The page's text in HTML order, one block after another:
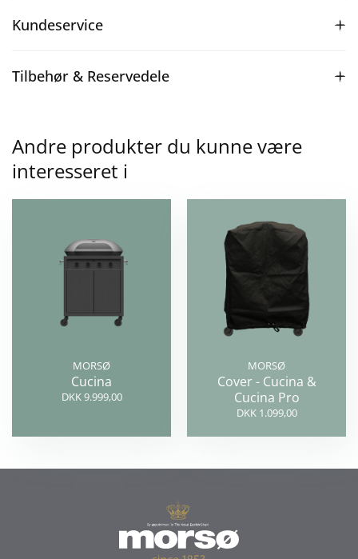
Kundeservice
Tilbehør & Reservedele
Andre produkter du kunne være
interesseret i
MORSØ
Cucina
DKK 9.999,00
MORSØ
Cover - Cucina &
Cucina Pro
DKK 1.099,00